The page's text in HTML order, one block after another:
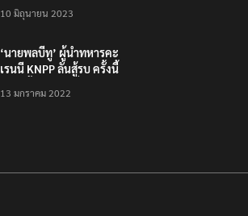
ตักบาตรทางน้ำ
10 มิถุนายน 2023
‘นายพลบีทู’ ผู้นำทหารคะ
เรนนี KNPP ลั่นสู้รบ ครั้งนี้
ประชาชนต้องชนะ
13 มกราคม 2022